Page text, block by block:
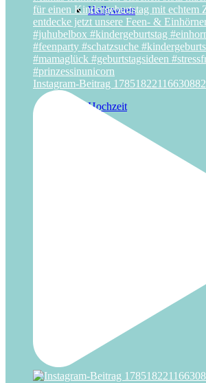
Halloween
Hochzeit
Instagram-Beitrag 17851822116630882